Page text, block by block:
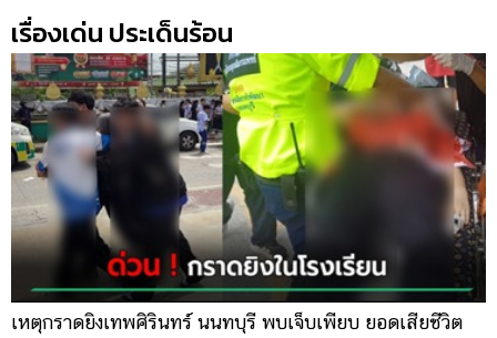
เรื่องเด่น ประเด็นร้อน
เหตุกราดยิงเทพศิรินทร์ นนทบุรี พบเจ็บเพียบ ยอดเสียชีวิต